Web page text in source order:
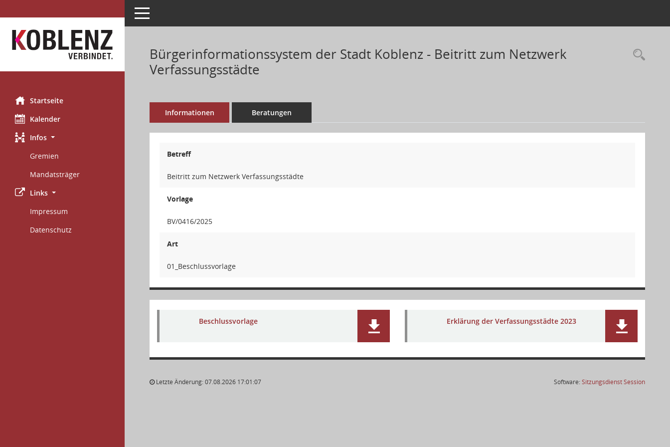
Startseite
Kalender
Infos
Gremien
Mandatsträger
Links
Impressum
Datenschutz
Toggle navigation
Bürgerinformationssystem der Stadt Koblenz - Beitritt zum Netzwerk
Verfassungsstädte
Informationen Beratungen
Betreff
Beitritt zum Netzwerk Verfassungsstädte
Vorlage
BV/0416/2025
Art
01_Beschlussvorlage
Beschlussvorlage Erklärung der Verfassungsstädte 2023
Letzte Änderung: 07.08.2026 17:01:07 Software:SitzungsdienstSession(Wird in